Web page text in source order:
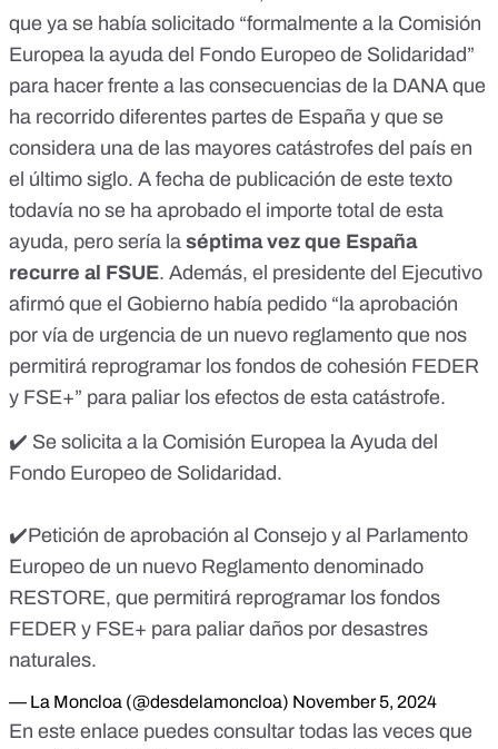
que ya se había solicitado “formalmente a la Comisión
Europea la ayuda del Fondo Europeo de Solidaridad”
para hacer frente a las consecuencias de la DANA que
ha recorrido diferentes partes de España y que se
considera una de las mayores catástrofes del país en
el último siglo. A fecha de publicación de este texto
todavía no se ha aprobado el importe total de esta
ayuda, pero sería la séptima vez que España
recurre al FSUE. Además, el presidente del Ejecutivo
afirmó que el Gobierno había pedido “la aprobación
por vía de urgencia de un nuevo reglamento que nos
permitirá reprogramar los fondos de cohesión FEDER
y FSE+” para paliar los efectos de esta catástrofe.
✔️ Se solicita a la Comisión Europea la Ayuda del
Fondo Europeo de Solidaridad.
✔️Petición de aprobación al Consejo y al Parlamento
Europeo de un nuevo Reglamento denominado
RESTORE, que permitirá reprogramar los fondos
FEDER y FSE+ para paliar daños por desastres
naturales.
— La Moncloa (@desdelamoncloa) November 5, 2024
En este enlace puedes consultar todas las veces que